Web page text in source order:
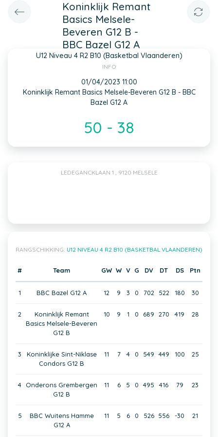
Koninklijk Remant
Basics Melsele-
Beveren G12 B -
BBC Bazel G12 A
U12 Niveau 4 R2 B10 (Basketbal Vlaanderen)
INFO
01/04/2023 11:00
Koninklijk Remant Basics Melsele-Beveren G12 B - BBC
Bazel G12 A
50 - 38
LEDEGANCKLAAN 1 , 9120 MELSELE
RANGSCHIKKING: U12 NIVEAU 4 R2 B10 (BASKETBAL VLAANDEREN)
# Team GW W V G DV DT DS Ptn
1 BBC Bazel G12 A 12 9 3 0 702 522 180 30
2
Koninklijk Remant
Basics Melsele-Beveren
G12 B
10 9 1 0 689 270 419 28
3
Koninklijke Sint-Niklase
Condors G12 B
11 7 4 0 549 449 100 25
4
Onderons Grembergen
G12 B
11 6 5 0 495 416 79 23
5
BBC Wuitens Hamme
G12 A
11 5 6 0 526 556 -30 21